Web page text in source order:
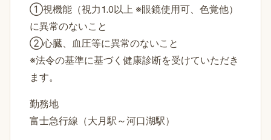
①視機能（視力1.0以上 ※眼鏡使用可、色覚他）
に異常のないこと
②心臓、血圧等に異常のないこと
※法令の基準に基づく健康診断を受けていただき
ます。
勤務地
富士急行線（大月駅～河口湖駅）